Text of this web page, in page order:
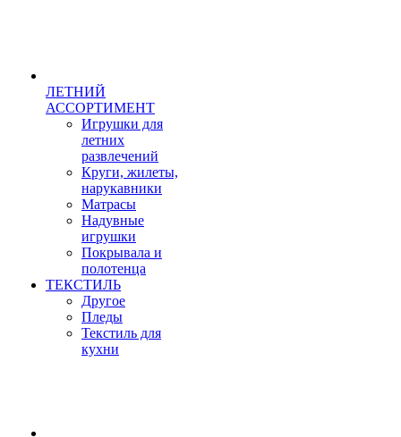
ЛЕТНИЙ
АССОРТИМЕНТ
Игрушки для
летних
развлечений
Круги, жилеты,
нарукавники
Матрасы
Надувные
игрушки
Покрывала и
полотенца
ТЕКСТИЛЬ
Другое
Пледы
Текстиль для
кухни